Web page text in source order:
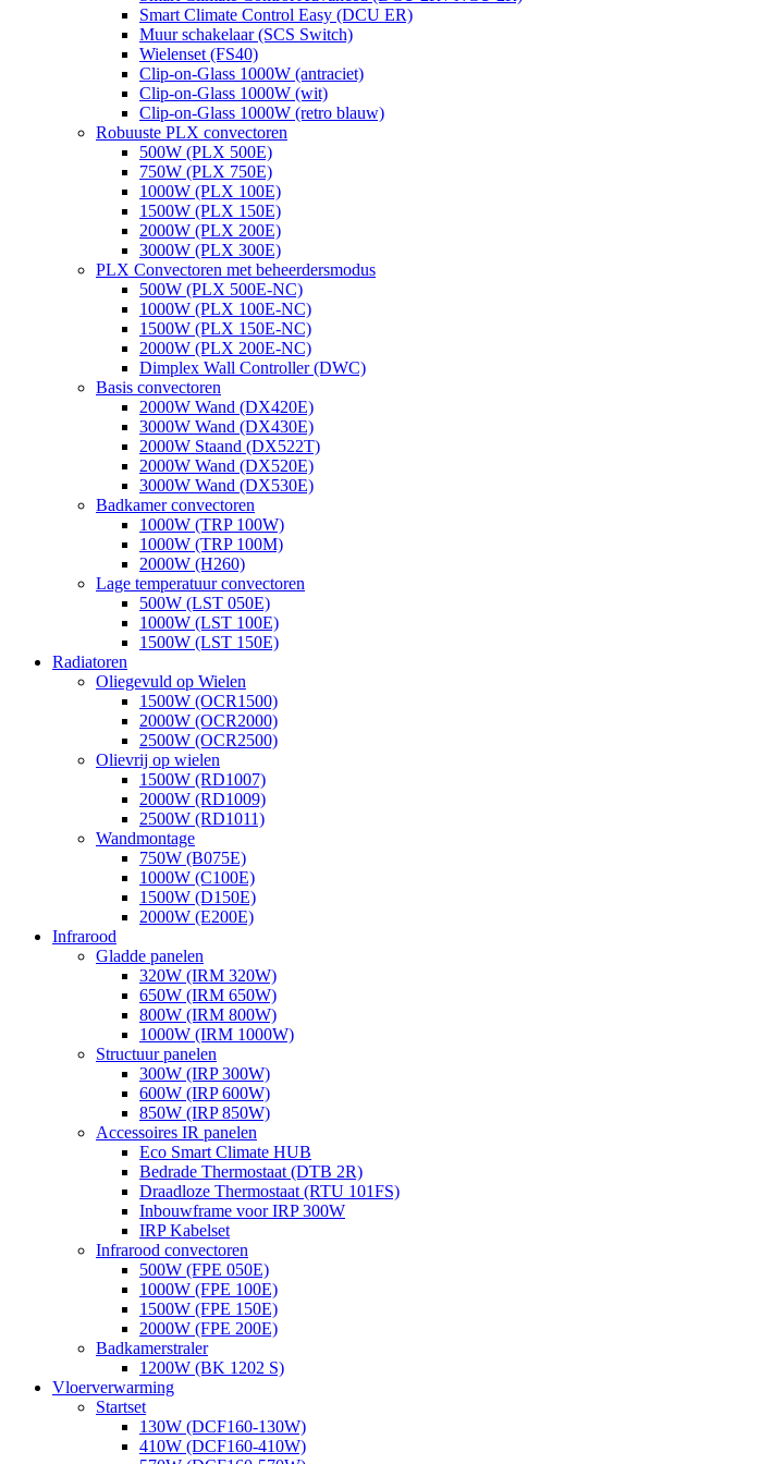
Smart Climate Control Easy (DCU ER)
Muur schakelaar (SCS Switch)
Wielenset (FS40)
Clip-on-Glass 1000W (antraciet)
Clip-on-Glass 1000W (wit)
Clip-on-Glass 1000W (retro blauw)
Robuuste PLX convectoren
500W (PLX 500E)
750W (PLX 750E)
1000W (PLX 100E)
1500W (PLX 150E)
2000W (PLX 200E)
3000W (PLX 300E)
PLX Convectoren met beheerdersmodus
500W (PLX 500E-NC)
1000W (PLX 100E-NC)
1500W (PLX 150E-NC)
2000W (PLX 200E-NC)
Dimplex Wall Controller (DWC)
Basis convectoren
2000W Wand (DX420E)
3000W Wand (DX430E)
2000W Staand (DX522T)
2000W Wand (DX520E)
3000W Wand (DX530E)
Badkamer convectoren
1000W (TRP 100W)
1000W (TRP 100M)
2000W (H260)
Lage temperatuur convectoren
500W (LST 050E)
1000W (LST 100E)
1500W (LST 150E)
Radiatoren
Oliegevuld op Wielen
1500W (OCR1500)
2000W (OCR2000)
2500W (OCR2500)
Olievrij op wielen
1500W (RD1007)
2000W (RD1009)
2500W (RD1011)
Wandmontage
750W (B075E)
1000W (C100E)
1500W (D150E)
2000W (E200E)
Infrarood
Gladde panelen
320W (IRM 320W)
650W (IRM 650W)
800W (IRM 800W)
1000W (IRM 1000W)
Structuur panelen
300W (IRP 300W)
600W (IRP 600W)
850W (IRP 850W)
Accessoires IR panelen
Eco Smart Climate HUB
Bedrade Thermostaat (DTB 2R)
Draadloze Thermostaat (RTU 101FS)
Inbouwframe voor IRP 300W
IRP Kabelset
Infrarood convectoren
500W (FPE 050E)
1000W (FPE 100E)
1500W (FPE 150E)
2000W (FPE 200E)
Badkamerstraler
1200W (BK 1202 S)
Vloerverwarming
Startset
130W (DCF160-130W)
410W (DCF160-410W)